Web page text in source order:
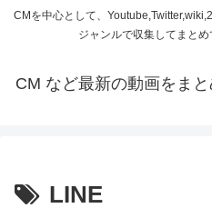
CMを中心として、
ジャンルで収集してまとめ
CM など最新の動画をま
LINE